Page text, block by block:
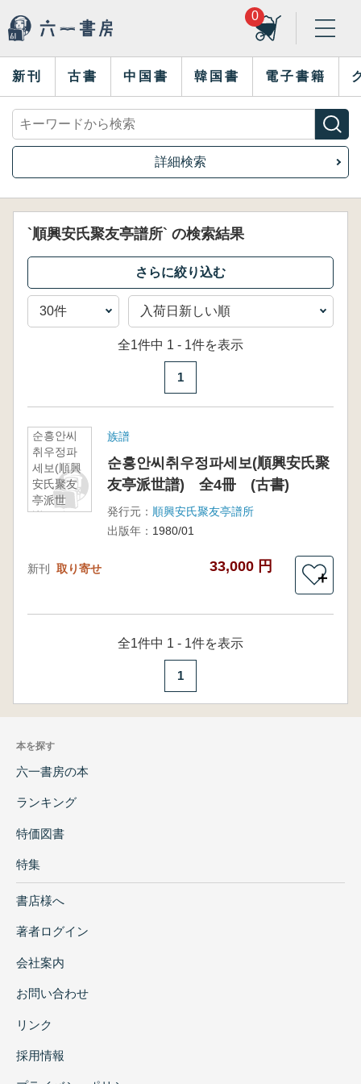
0
新刊 古書 中国書 韓国書 電子書籍
詳細検索
`順興安氏聚友亭譜所` の検索結果
全1件中 1 - 1件を表示
1
순흥안씨
취우정파
세보(順興
安氏聚友
亭派世
譜) 全4
族譜
순흥안씨취우정파세보(順興安氏聚
友亭派世譜) 全4冊 (古書)
発行元： 順興安氏聚友亭譜所
出版年： 1980/01
新刊 取り寄せ 33,000 円
＋
全1件中 1 - 1件を表示
1
本を探す
六一書房の本
ランキング
特価図書
特集
書店様へ
著者ログイン
会社案内
お問い合わせ
リンク
採用情報